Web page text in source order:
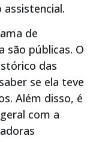
de
públicas. O
das
se ela teve
Além disso, é
com a